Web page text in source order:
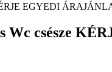
EGYEDI
Wc csésze